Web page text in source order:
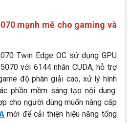
mạnh mẽ cho gaming và
Twin Edge OC sử dụng GPU
với 6144 nhân CUDA, hỗ trợ
độ phân giải cao, xử lý hình
phần mềm sáng tạo nội dung.
cho người dùng muốn nâng cấp
mới để cải thiện hiệu năng tổng